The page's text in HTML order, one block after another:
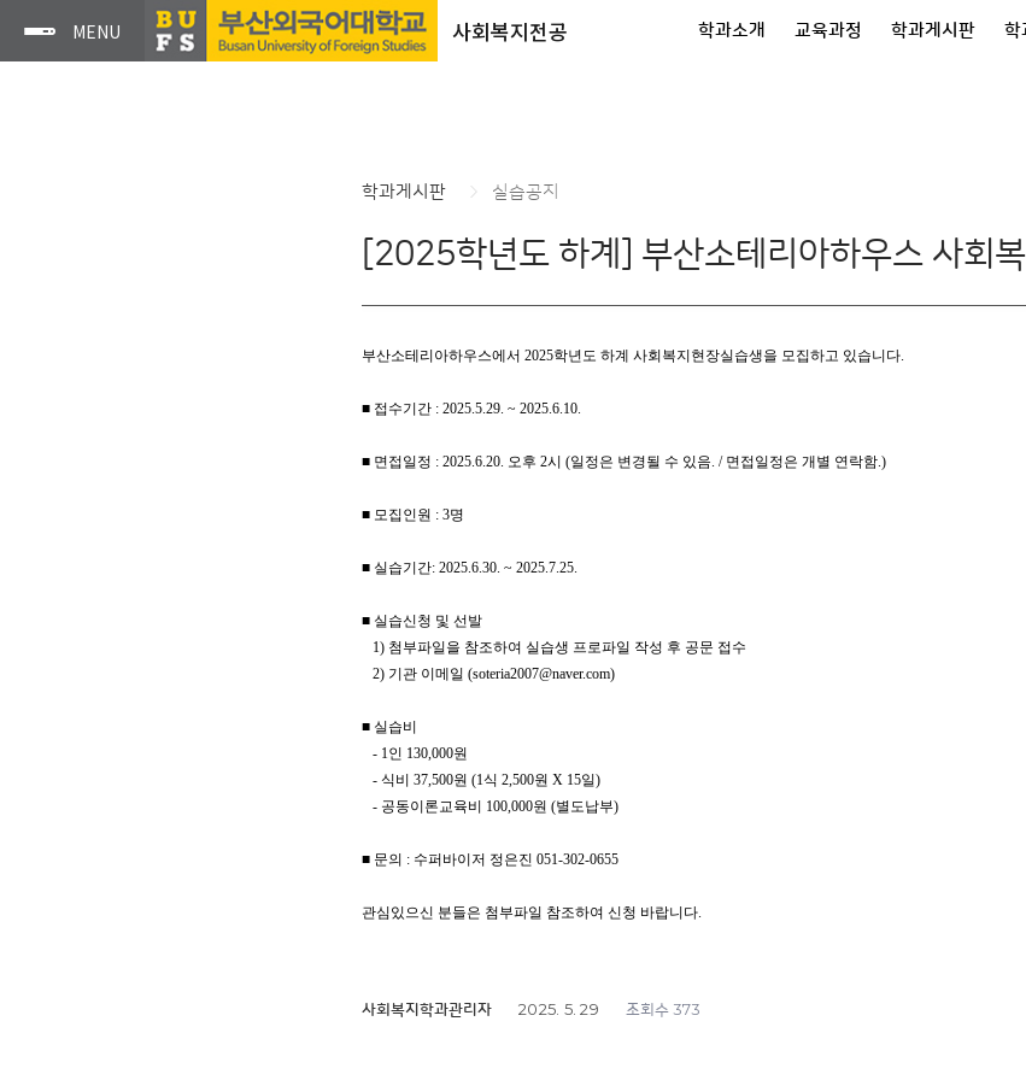
사회복지전공 학과소개 교육과정 학과게시판 학
학과게시판 실습공지
[2025학년도 하계] 부산소테리아하우스 사회
부산소테리아하우스에서 2025학년도 하계 사회복지현장실습생을 모집하고 있습니다.
■ 접수기간 : 2025.5.29. ~ 2025.6.10.
■ 면접일정 : 2025.6.20. 오후 2시 (일정은 변경될 수 있음. / 면접일정은 개별 연락함.)
■ 모집인원 : 3명
■ 실습기간: 2025.6.30. ~ 2025.7.25.
■ 실습신청 및 선발
1) 첨부파일을 참조하여 실습생 프로파일 작성 후 공문 접수
2) 기관 이메일 (soteria2007@naver.com)
■ 실습비
- 1인 130,000원
- 식비 37,500원 (1식 2,500원 X 15일)
- 공동이론교육비 100,000원 (별도납부)
■ 문의 : 수퍼바이저 정은진 051-302-0655
관심있으신 분들은 첨부파일 참조하여 신청 바랍니다.
사회복지학과관리자 2025. 5. 29 조회수 373